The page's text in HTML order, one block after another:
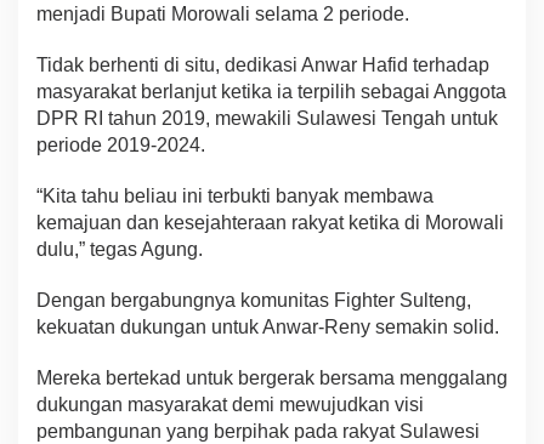
menjadi Bupati Morowali selama 2 periode.
Tidak berhenti di situ, dedikasi Anwar Hafid terhadap
masyarakat berlanjut ketika ia terpilih sebagai Anggota
DPR RI tahun 2019, mewakili Sulawesi Tengah untuk
periode 2019-2024.
“Kita tahu beliau ini terbukti banyak membawa
kemajuan dan kesejahteraan rakyat ketika di Morowali
dulu,” tegas Agung.
Dengan bergabungnya komunitas Fighter Sulteng,
kekuatan dukungan untuk Anwar-Reny semakin solid.
Mereka bertekad untuk bergerak bersama menggalang
dukungan masyarakat demi mewujudkan visi
pembangunan yang berpihak pada rakyat Sulawesi